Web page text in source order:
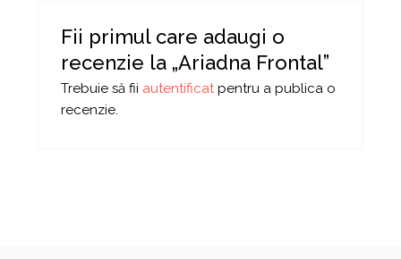
Fii primul care adaugi o
recenzie la „Ariadna Frontal”
Trebuie să fii autentificatpentru a publica o
recenzie.